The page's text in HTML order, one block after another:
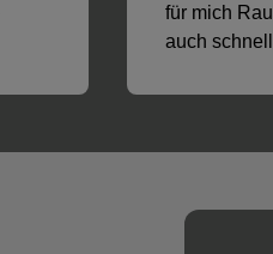
für mich
auch